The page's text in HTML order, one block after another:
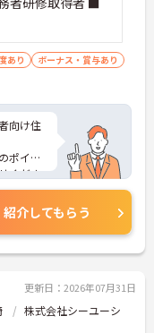
あり
ボーナス・賞与あり
向け住
ポイン
くださ
紹介してもらう
更新日：2026年07月31日
株式会社シーユーシ